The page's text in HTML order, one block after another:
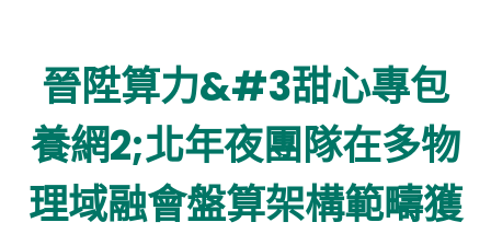
晉陞算力&#3甜心專包
養網2;北年夜團隊在多物
理域融會盤算架構範疇獲